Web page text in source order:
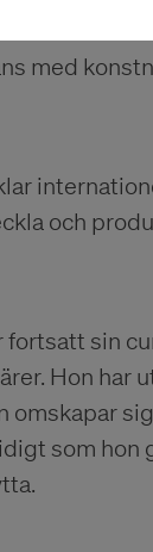
första
med
och
fortsatt sin
Hon har
som hon